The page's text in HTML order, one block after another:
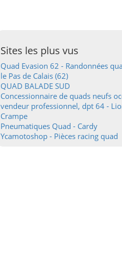
Sites les plus vus
Quad Evasion 62 - Randonnées
le Pas de Calais (62)
QUAD BALADE SUD
Concessionnaire de quads neufs
vendeur professionnel, dpt 64 -
Crampe
Pneumatiques Quad - Cardy
Ycamotoshop - Pièces racing quad